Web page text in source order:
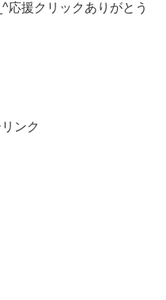
応援クリックありがとう
ンク